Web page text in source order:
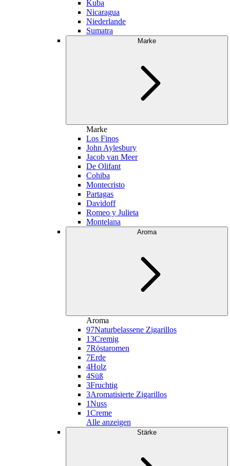
Kuba
Nicaragua
Niederlande
Sumatra
Marke
Marke
Los Finos
John Aylesbury
Jacob van Meer
De Olifant
Cohiba
Montecristo
Partagas
Davidoff
Romeo y Julieta
Montelana
Aroma
Aroma
97Naturbelassene Zigarillos
13Cremig
7Röstaromen
7Erde
4Holz
4Süß
3Fruchtig
3Aromatisierte Zigarillos
1Nuss
1Creme
Alle anzeigen
Stärke